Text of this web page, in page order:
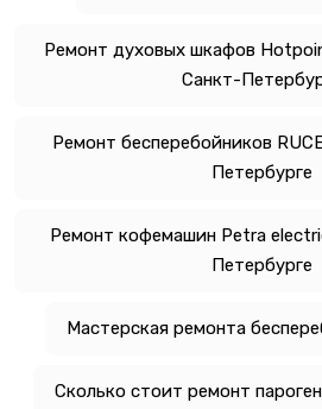
Ремонт духовых шкафов
Санкт-
Ремонт бесперебойников
Петербурге
Ремонт кофемашин Petra
Петербурге
Мастерская ремонта
Сколько стоит ремонт